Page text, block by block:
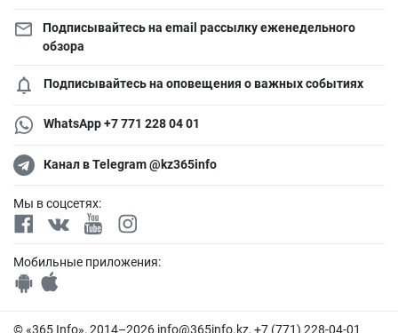
Подписывайтесь на email рассылку еженедельного
обзора
Подписывайтесь на оповещения о важных событиях
WhatsApp +7 771 228 04 01
Канал в Telegram @kz365info
Мы в соцсетях:
Мобильные приложения:
© «365 Info», 2014–2026 info@365info.kz, +7 (771) 228-04-01